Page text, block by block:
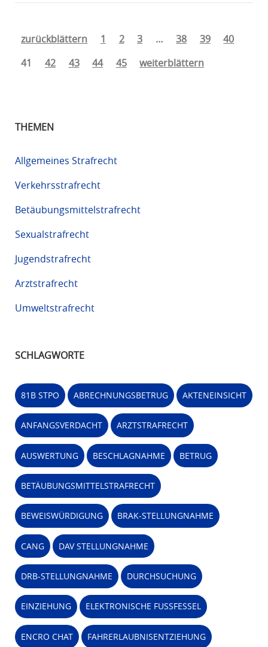
zurückblättern 1 2 3 … 38 39
40
41
42 43 44 45 weiterblättern
THEMEN
Allgemeines Strafrecht
Verkehrsstrafrecht
Betäubungsmittelstrafrecht
Sexualstrafrecht
Jugendstrafrecht
Arztstrafrecht
Umweltstrafrecht
SCHLAGWORTE
81B STPO ABRECHNUNGSBETRUG AKTENEINSICHT
ANFANGSVERDACHT ARZTSTRAFRECHT
AUSWERTUNG BESCHLAGNAHME BETRUG
BETÄUBUNGSMITTELSTRAFRECHT
BEWEISWÜRDIGUNG BRAK-STELLUNGNAHME
CANG DAV STELLUNGNAHME
DRB-STELLUNGNAHME DURCHSUCHUNG
EINZIEHUNG ELEKTRONISCHE FUSSFESSEL
ENCRO CHAT FAHRERLAUBNISENTZIEHUNG